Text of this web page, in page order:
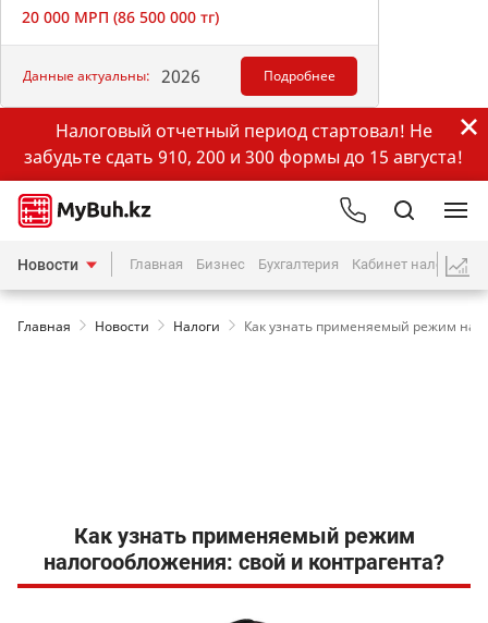
20 000 МРП (86 500 000 тг)
Данные актуальны: 2026 Подробнее
Налоговый отчетный период стартовал! Не
забудьте сдать 910, 200 и 300 формы до 15 августа!
Новости Главная Бизнес Бухгалтерия Кабинет
Главная Новости Налоги Как узнать применяемый режим
Как узнать применяемый режим
налогообложения: свой и контрагента?